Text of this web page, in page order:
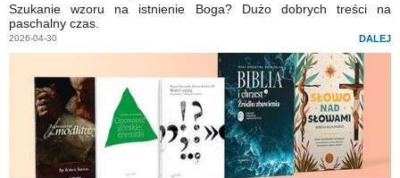
Szukanie wzoru na istnienie Boga? Dużo dobrych treści na
paschalny czas.
2026-04-30 DALEJ